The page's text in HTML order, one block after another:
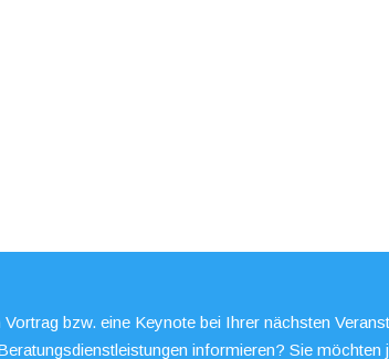
bzw. eine Keynote bei Ihrer nächsten
informieren? Sie möchten